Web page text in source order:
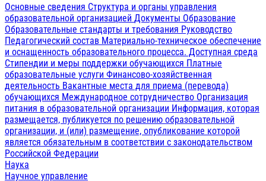
Основные сведения Структура и органы управления
образовательной организацией Документы Образование
Образовательные стандарты и требования Руководство
Педагогический состав Материально-техническое обеспечение
и оснащенность образовательного процесса. Доступная среда
Стипендии и меры поддержки обучающихся Платные
образовательные услуги Финансово-хозяйственная
деятельность Вакантные места для приема (перевода)
обучающихся Международное сотрудничество Организация
питания в образовательной организации Информация, которая
размещается, публикуется по решению образовательной
организации, и (или) размещение, опубликование которой
является обязательным в соответствии с законодательством
Российской Федерации
Наука
Научное управление